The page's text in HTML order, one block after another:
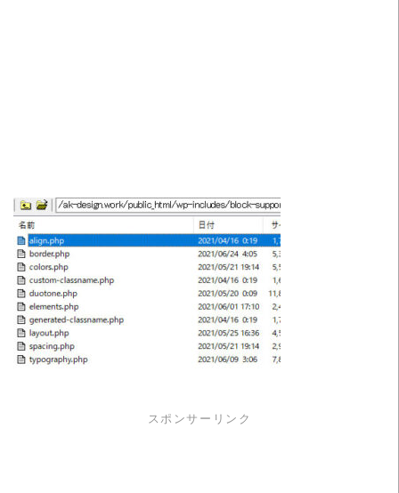
スポンサーリンク